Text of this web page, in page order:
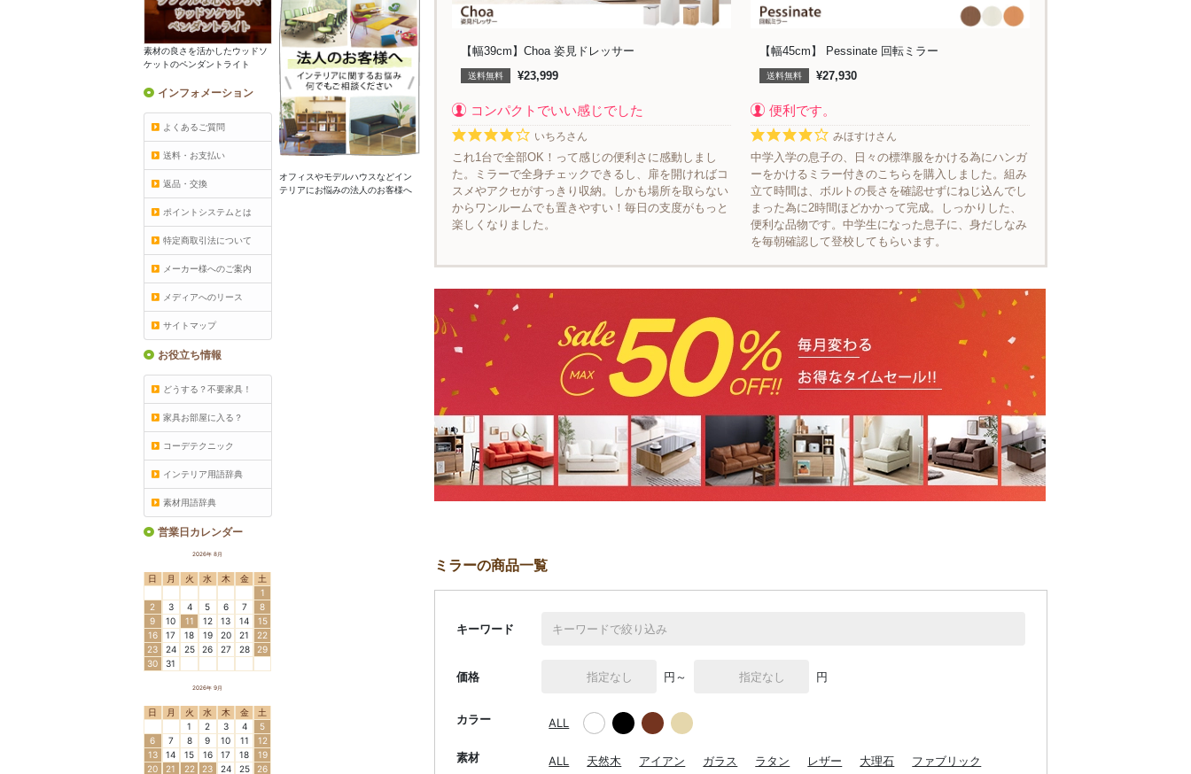
素材の良さを活かしたウッドソ
ケットのペンダントライト
インフォメーション
よくあるご質問
送料・お支払い
返品・交換
ポイントシステムとは
特定商取引法について
メーカー様へのご案内
メディアへのリース
サイトマップ
お役立ち情報
どうする？不要家具！
家具お部屋に入る？
コーデテクニック
インテリア用語辞典
素材用語辞典
営業日カレンダー
2026年 8月
日 月 火 水 木 金
土
1
2
3 4 5 6 7
8
9
10 11 12 13 14
15
16
17 18 19 20 21
22
23
24 25 26 27 28
29
30
31
2026年 9月
日 月 火 水 木 金
土
1
2 3 4
5
6
7 8 9 10 11
12
13
14 15 16 17 18
19
20
21 22 23 24 25
26
オフィスやモデルハウスなどイン
テリアにお悩みの法人のお客様へ
【幅39cm】Choa 姿見ドレッサー
送料無料 ¥23,999
コンパクトでいい感じでした
いちろさん
これ1台で全部OK！って感じの便利さに感動しまし
た。ミラーで全身チェックできるし、扉を開ければコ
スメやアクセがすっきり収納。しかも場所を取らない
からワンルームでも置きやすい！毎日の支度がもっと
楽しくなりました。
【幅45cm】 Pessinate 回転ミラー
送料無料 ¥27,930
便利です。
みほすけさん
中学入学の息子の、日々の標準服をかける為にハンガ
ーをかけるミラー付きのこちらを購入しました。組み
立て時間は、ボルトの長さを確認せずにねじ込んでし
まった為に2時間ほどかかって完成。しっかりした、
便利な品物です。中学生になった息子に、身だしなみ
を毎朝確認して登校してもらいます。
ミラーの商品一覧
キーワード
価格 円～ 円
カラー ALL
素材 ALL 天然木 アイアン ガラス ラタン レザー 大理石 ファブリック